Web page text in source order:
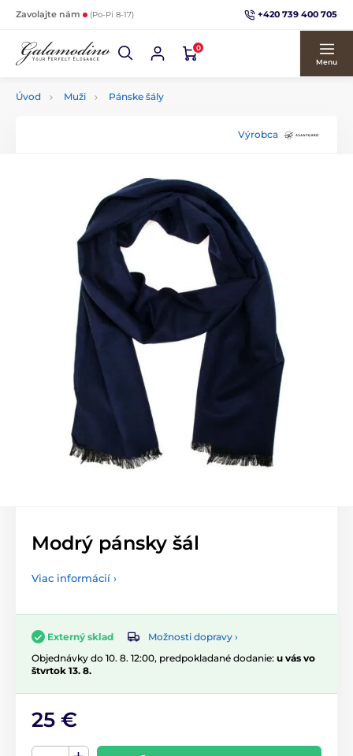
Zavolajte nám (Po-Pi 8-17) +420 739 400 705
0
Menu
Úvod Muži Pánske šály
Výrobca
Modrý pánsky šál
Viac informácií ›
Externý sklad
Možnosti dopravy ›
Objednávky do 10. 8. 12:00, predpokladané dodanie: u vás vo
štvrtok 13. 8.
25 €